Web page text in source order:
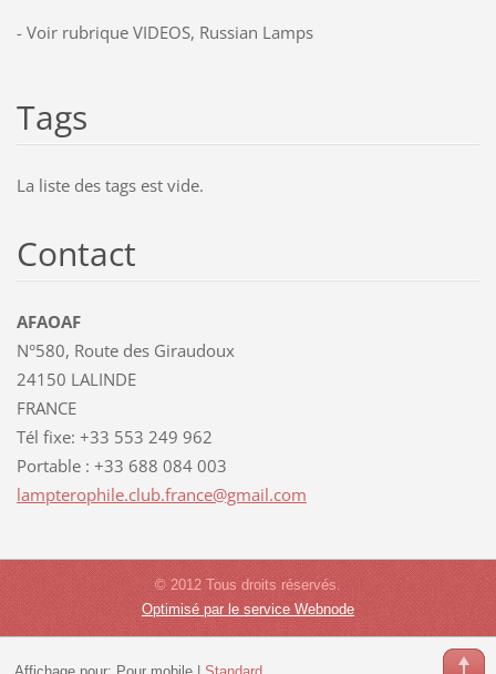
- Voir rubrique VIDEOS, Russian Lamps
Tags
La liste des tags est vide.
Contact
AFAOAF
N°580, Route des Giraudoux
24150 LALINDE
FRANCE
Tél fixe: +33 553 249 962
Portable : +33 688 084 003
lampterophile.club.france@gmail.com
© 2012 Tous droits réservés.
Optimisé par le service Webnode